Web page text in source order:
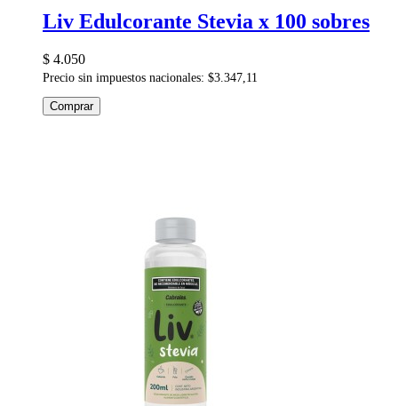
Liv Edulcorante Stevia x 100 sobres
$ 4.050
Precio sin impuestos nacionales: $3.347,11
Comprar